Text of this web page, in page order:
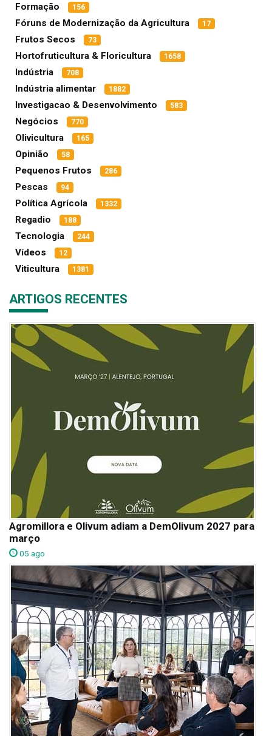
Formação 156
Fóruns de Modernização da Agricultura 17
Frutos Secos 73
Hortofruticultura & Floricultura 1658
Indústria 708
Indústria alimentar 1882
Investigacao & Desenvolvimento 583
Negócios 770
Olivicultura 165
Opinião 58
Pequenos Frutos 286
Pescas 94
Política Agrícola 1332
Regadio 188
Tecnologia 244
Vídeos 12
Viticultura 1381
ARTIGOS RECENTES
Agromillora e Olivum adiam a DemOlivum 2027 para
março
05 ago